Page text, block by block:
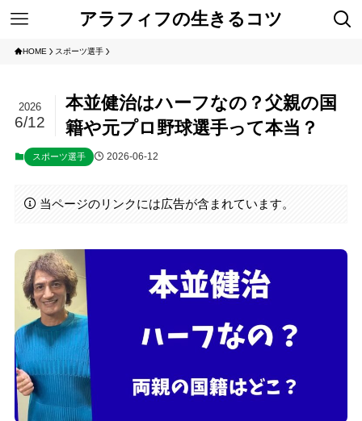
アラフィフの生きるコツ
HOME スポーツ選手
本並健治はハーフなの？父親の国
籍や元プロ野球選手って本当？
2026
6/12
スポーツ選手 2026-06-12
当ページのリンクには広告が含まれています。